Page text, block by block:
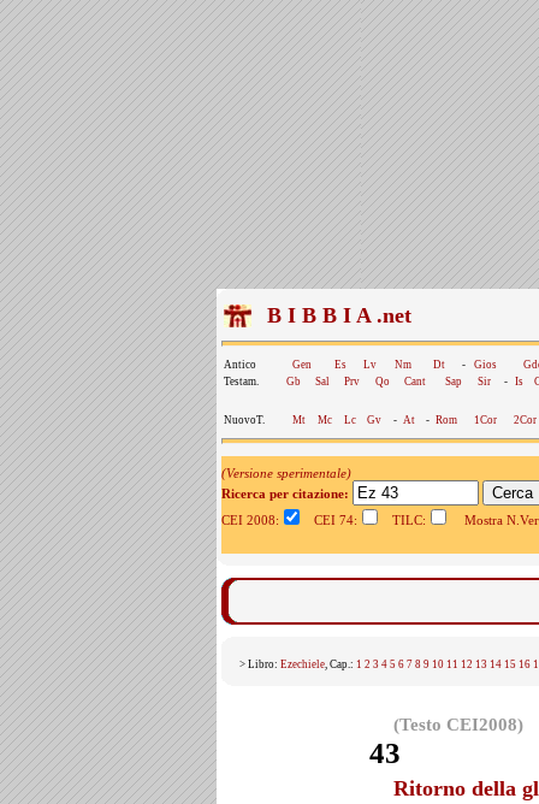
B I B B I A .net
Antico Gen Es Lv Nm Dt - Gios
Testam.
Gb Sal Prv Qo Cant Sap Sir - Is
NuovoT. Mt Mc Lc Gv - At - Rom 1Cor 2Cor
(Versione sperimentale)
Ricerca per citazione:
CEI 2008:
CEI 74: TILC: Mostra
> Libro: Ezechiele, Cap.: 1 2 3 4 5 6 7 8 9 10 11 12 13 14 15 16
(Testo CEI2008)
43
Ritorno della